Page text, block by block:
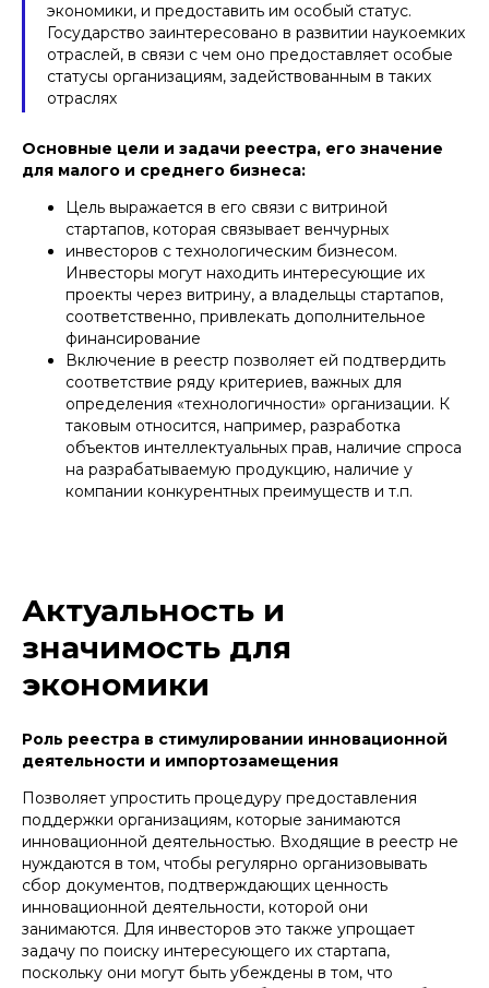
экономики, и предоставить им особый статус.
Государство заинтересовано в развитии наукоемких
отраслей, в связи с чем оно предоставляет особые
статусы организациям, задействованным в таких
отраслях
Основные цели и задачи реестра, его значение
для малого и среднего бизнеса:
Цель выражается в его связи с витриной
стартапов, которая связывает венчурных
инвесторов с технологическим бизнесом.
Инвесторы могут находить интересующие их
проекты через витрину, а владельцы стартапов,
соответственно, привлекать дополнительное
финансирование
Включение в реестр позволяет ей подтвердить
соответствие ряду критериев, важных для
определения «технологичности» организации. К
таковым относится, например, разработка
объектов интеллектуальных прав, наличие спроса
на разрабатываемую продукцию, наличие у
компании конкурентных преимуществ и т.п.
Актуальность и
значимость для
экономики
Роль реестра в стимулировании инновационной
деятельности и импортозамещения
Позволяет упростить процедуру предоставления
поддержки организациям, которые занимаются
инновационной деятельностью. Входящие в реестр не
нуждаются в том, чтобы регулярно организовывать
сбор документов, подтверждающих ценность
инновационной деятельности, которой они
занимаются. Для инвесторов это также упрощает
задачу по поиску интересующего их стартапа,
поскольку они могут быть убеждены в том, что
Введение ведет к ускорению развития
индекса инноваций
ведущими иностранными
экономиками
Наряду с этим, введение реестра
стимулирует адресную поддержку
технологического бизнеса, что
благоприятно сказывается на
конкуренции
Министерство экономического
развития России отмечает: